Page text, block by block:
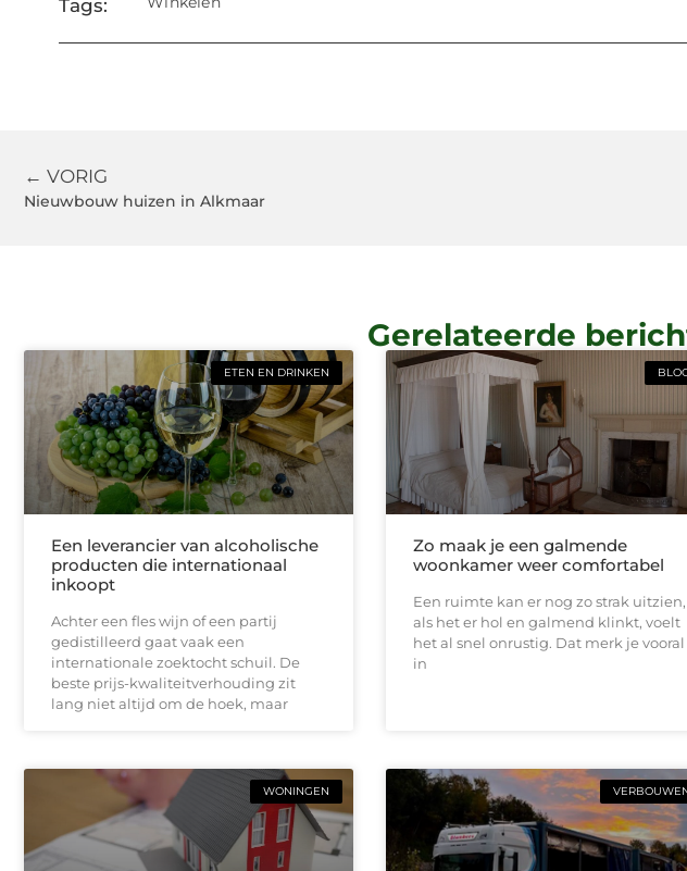
Tags:
← VORIG
Nieuwbouw huizen in Alkmaar
Gerelateerde
ETEN EN DRINKEN
Een leverancier van alcoholische
producten die internationaal
inkoopt
Achter een fles wijn of een partij
gedistilleerd gaat vaak een
internationale zoektocht schuil. De
beste prijs-kwaliteitverhouding zit
lang niet altijd om de hoek, maar
Zo maak je een galmende
woonkamer weer comfortabel
Een ruimte kan er nog zo strak uitzien,
als het er hol en galmend klinkt, voelt
het al snel onrustig. Dat merk je vooral
in
WONINGEN